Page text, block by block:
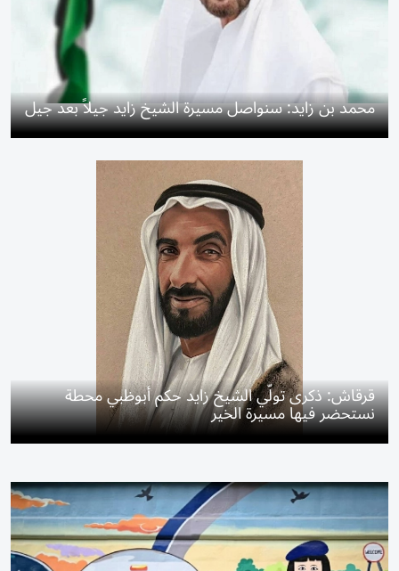
محمد بن زايد: سنواصل مسيرة الشيخ زايد جيلاً بعد جيل
قرقاش: ذكرى تولّي الشيخ زايد حكم أبوظبي محطة
نستحضر فيها مسيرة الخير